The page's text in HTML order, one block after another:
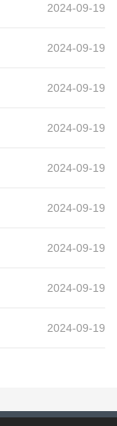
2024-09-19
2024-09-19
2024-09-19
2024-09-19
2024-09-19
2024-09-19
2024-09-19
2024-09-19
2024-09-19